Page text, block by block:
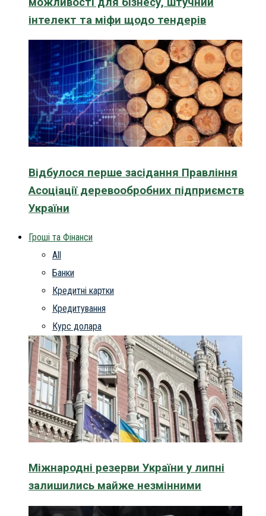
інтелект та міфи щодо тендерів
Відбулося перше засідання Правління
Асоціації деревообробних підприємств
України
Гроші та Фінанси
All
Банки
Кредитні картки
Кредитування
Курс долара
Міжнародні резерви України у липні
залишились майже незмінними